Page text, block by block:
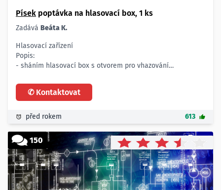
Písek poptávka na hlasovací box, 1 ks
Zadává Beáta K.
Hlasovací zařízení
Popis:
- sháním hlasovací box s otvorem pro vhazování
Počet:
- 1 ks
- Písek
- dodání do 2. 11. 2015
✆ Kontaktovat
před rokem 613
150